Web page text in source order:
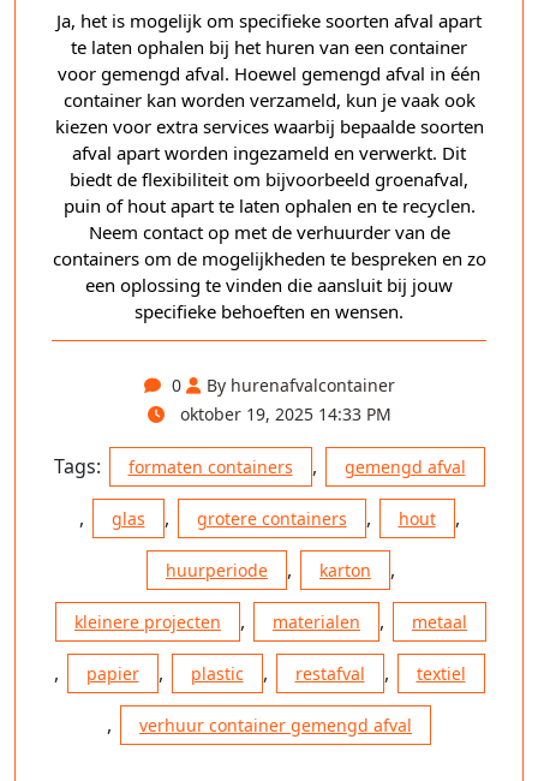
Ja, het is mogelijk om specifieke soorten afval apart
te laten ophalen bij het huren van een container
voor gemengd afval. Hoewel gemengd afval in één
container kan worden verzameld, kun je vaak ook
kiezen voor extra services waarbij bepaalde soorten
afval apart worden ingezameld en verwerkt. Dit
biedt de flexibiliteit om bijvoorbeeld groenafval,
puin of hout apart te laten ophalen en te recyclen.
Neem contact op met de verhuurder van de
containers om de mogelijkheden te bespreken en zo
een oplossing te vinden die aansluit bij jouw
specifieke behoeften en wensen.
0
By hurenafvalcontainer
oktober 19, 2025 14:33 PM
Tags: formaten containers , gemengd afval
, glas , grotere containers , hout ,
huurperiode , karton ,
kleinere projecten , materialen , metaal
, papier , plastic , restafval , textiel
, verhuur container gemengd afval